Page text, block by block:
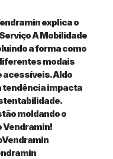
explica o
A Mobilidade
a forma como
modais
acessíveis. Aldo
tendência impacta
moldando o
Vendramin!